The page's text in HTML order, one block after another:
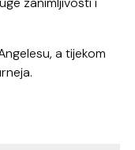
a tijekom